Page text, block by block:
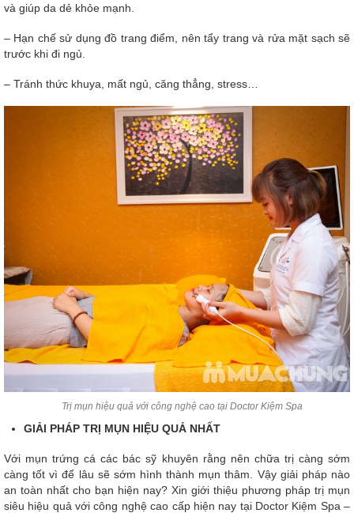
và giúp da dẻ khỏe mạnh.
– Hạn chế sử dụng đồ trang điểm, nên tẩy trang và rửa mặt sạch sẽ
trước khi đi ngủ.
– Tránh thức khuya, mất ngủ, căng thẳng, stress…
Trị mụn hiệu quả với công nghệ cao tại Doctor Kiệm Spa
GIẢI PHÁP TRỊ MỤN HIỆU QUẢ NHẤT
Với mụn trứng cá các bác sỹ khuyên rằng nên chữa trị càng sớm
càng tốt vì để lâu sẽ sớm hình thành mụn thâm. Vậy giải pháp nào
an toàn nhất cho bạn hiện nay? Xin giới thiệu phương pháp trị mụn
siêu hiệu quả với công nghệ cao cấp hiện nay tại Doctor Kiệm Spa –